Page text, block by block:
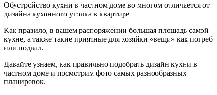
Обустройство кухни в частном доме во многом отличается от
дизайна кухонного уголка в квартире.
Как правило, в вашем распоряжении большая площадь самой
кухне, а также такие приятные для хозяйки «вещи» как погреб
или подвал.
Давайте узнаем, как правильно подобрать дизайн кухни в
частном доме и посмотрим фото самых разнообразных
планировок.